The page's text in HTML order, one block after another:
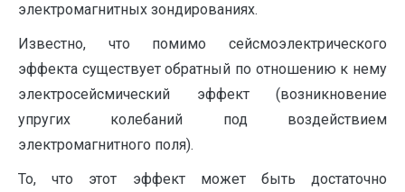
электромагнитных зондированиях.
Известно, что помимо сейсмоэлектрического
эффекта существует обратный по отношению к нему
электросейсмический эффект (возникновение
упругих колебаний под воздействием
электромагнитного поля).
То, что этот эффект может быть достаточно